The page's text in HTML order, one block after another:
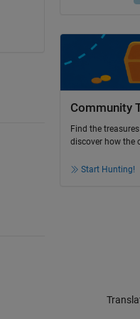
Community
Find the
discover how the
Start Hunting!